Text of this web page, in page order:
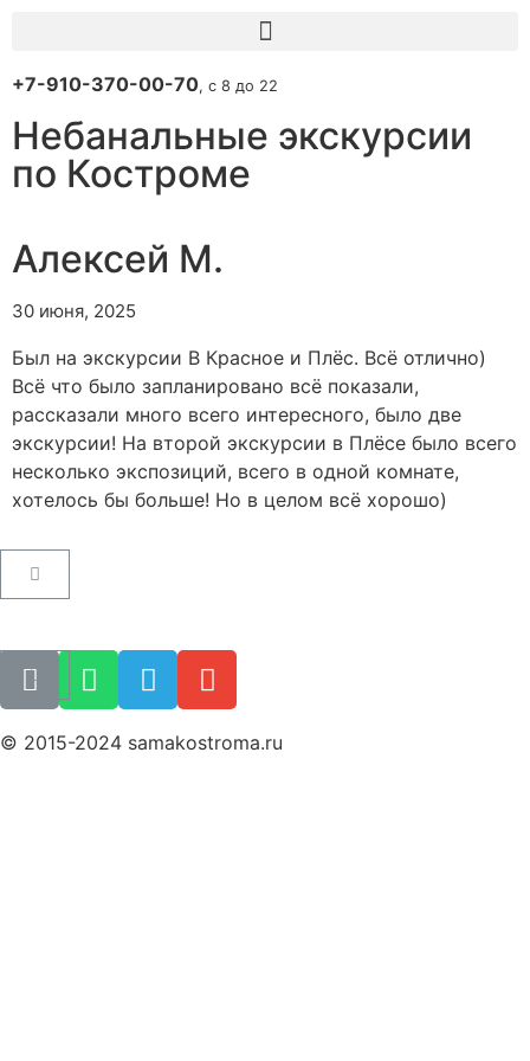
+7-910-370-00-70, с 8 до 22
Небанальные экскурсии
по Костроме
Алексей М.
30 июня, 2025
Был на экскурсии В Красное и Плёс. Всё отлично)
Всё что было запланировано всё показали,
рассказали много всего интересного, было две
экскурсии! На второй экскурсии в Плёсе было всего
несколько экспозиций, всего в одной комнате,
хотелось бы больше! Но в целом всё хорошо)
Пользовательское соглашение
Как купить билет
© 2015-2024 samakostroma.ru